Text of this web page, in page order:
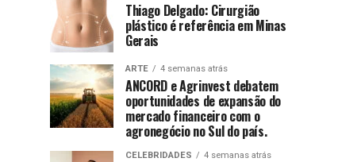
Thiago Delgado: Cirurgião
plástico é referência em Minas
Gerais
ARTE 4 semanas atrás
ANCORD e Agrinvest debatem
oportunidades de expansão do
mercado financeiro com o
agronegócio no Sul do país.
CELEBRIDADES 4 semanas atrás